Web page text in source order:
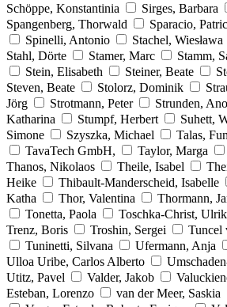
Schöppe, Konstantinia
Sirges, Barbara
Spangenberg, Thorwald
Sparacio,
Spinelli, Antonio
Stachel, Wiesława
Stahl, Dörte
Stamer, Marc Stamm,
Stein, Elisabeth
Steiner, Beate
Steven, Beate
Stolorz, Dominik
Jörg
Strotmann, Peter Strunden,
Katharina
Stumpf, Herbert Suhett,
Simone
Szyszka, Michael Talas,
TavaTech GmbH,
Taylor, Marga
Thanos, Nikolaos
Theile, Isabel
Heike
Thibault-Manderscheid, Isabelle
Katha
Thor, Valentina Thormann,
Tonetta, Paola
Toschka-Christ,
Trenz, Boris
Troshin, Sergei
Tuncel
Tuninetti, Silvana
Ufermann, Anja
Ulloa Uribe, Carlos Alberto
Utitz, Pavel
Valder, Jakob
Esteban, Lorenzo
van der Meer, Saskia